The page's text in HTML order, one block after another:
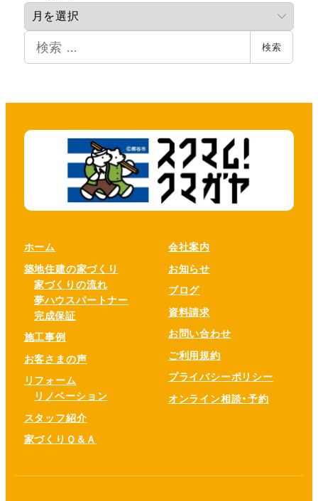
カ
検索
ホーム
築地住建の家づくり
家づくりの流れ
夢ハウスパートナー
完成保証
施工事例
お客さまの声
リフォーム
リノベーション
スタッフ紹介
家づくりＱ＆Ａ
会社案内
お知らせ
ブログ
資料請求
お問い合わせ
ご利用規約
プライバシーポリシー
オンライン相談・予約